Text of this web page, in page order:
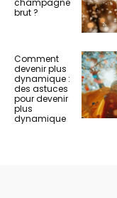
champagne
brut ?
Comment
devenir plus
dynamique :
des astuces
pour devenir
plus
dynamique